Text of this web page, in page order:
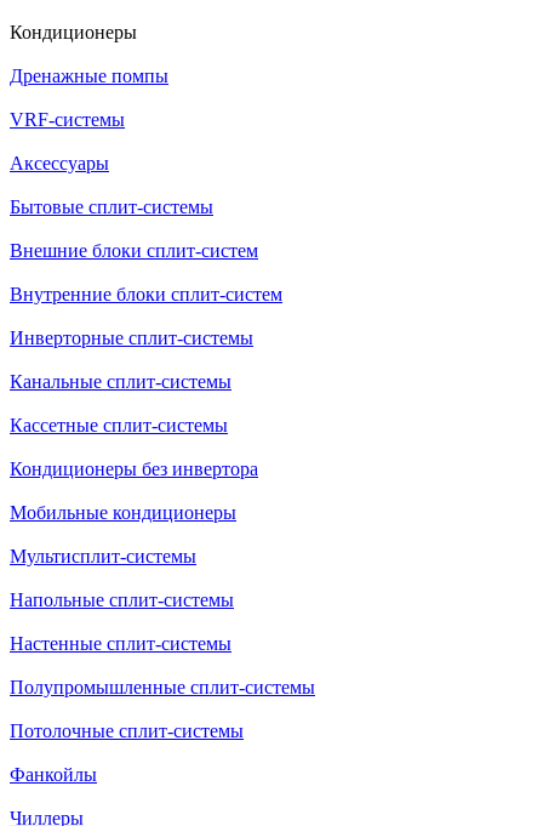
Кондиционеры
Дренажные помпы
VRF-системы
Аксессуары
Бытовые сплит-системы
Внешние блоки сплит-систем
Внутренние блоки сплит-систем
Инверторные сплит-системы
Канальные сплит-системы
Кассетные сплит-системы
Кондиционеры без инвертора
Мобильные кондиционеры
Мультисплит-системы
Напольные сплит-системы
Настенные сплит-системы
Полупромышленные сплит-системы
Потолочные сплит-системы
Фанкойлы
Чиллеры